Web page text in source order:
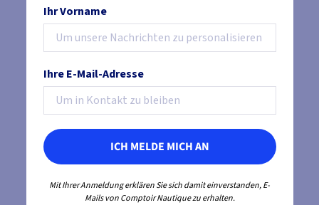
Ihr Vorname
Ihre E-Mail-Adresse
ICH MELDE MICH AN
Mit Ihrer Anmeldung erklären Sie sich damit einverstanden, E-
Mails von Comptoir Nautique zu erhalten.